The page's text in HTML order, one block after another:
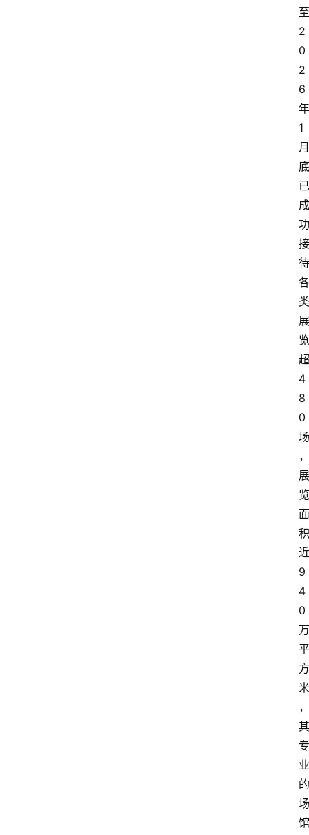
至
2
0
2
6
年
1
月
底
已
成
功
接
待
各
类
展
览
超
4
8
0
场
，
展
览
面
积
近
9
4
0
万
平
方
米
，
其
专
业
的
场
馆